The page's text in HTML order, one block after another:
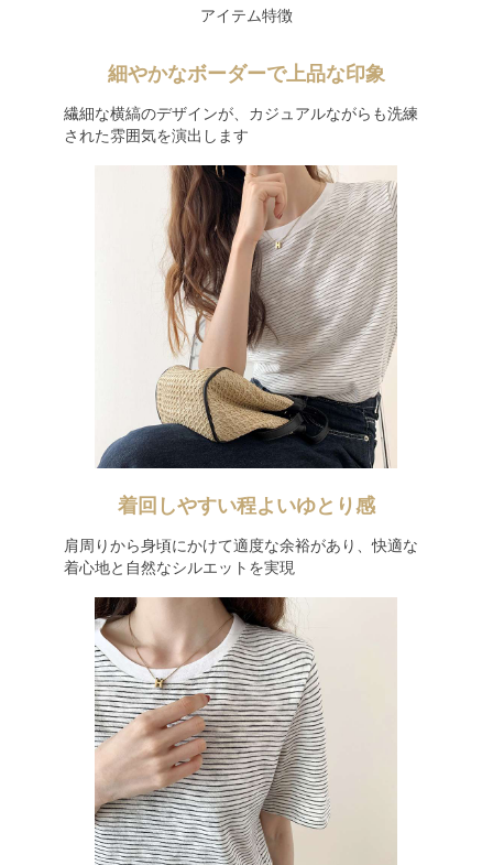
アイテム特徴
細やかなボーダーで上品な印象
繊細な横縞のデザインが、カジュアルながらも洗練
された雰囲気を演出します
着回しやすい程よいゆとり感
肩周りから身頃にかけて適度な余裕があり、快適な
着心地と自然なシルエットを実現